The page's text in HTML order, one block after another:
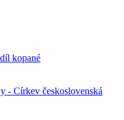
kopané
- Církev československá